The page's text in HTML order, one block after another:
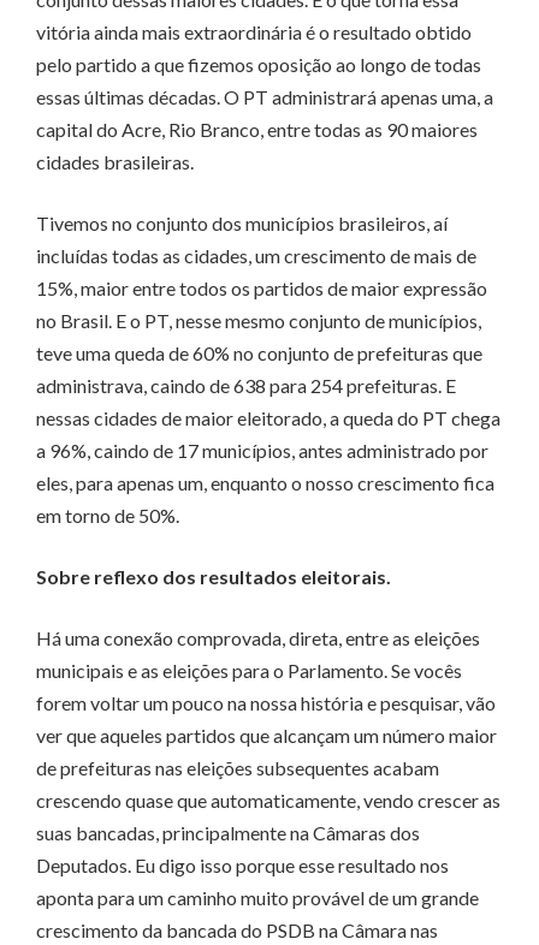
vitória ainda mais extraordinária é o resultado obtido
pelo partido a que fizemos oposição ao longo de todas
essas últimas décadas. O PT administrará apenas uma, a
capital do Acre, Rio Branco, entre todas as 90 maiores
cidades brasileiras.
Tivemos no conjunto dos municípios brasileiros, aí
incluídas todas as cidades, um crescimento de mais de
15%, maior entre todos os partidos de maior expressão
no Brasil. E o PT, nesse mesmo conjunto de municípios,
teve uma queda de 60% no conjunto de prefeituras que
administrava, caindo de 638 para 254 prefeituras. E
nessas cidades de maior eleitorado, a queda do PT chega
a 96%, caindo de 17 municípios, antes administrado por
eles, para apenas um, enquanto o nosso crescimento fica
em torno de 50%.
Sobre reflexo dos resultados eleitorais.
Há uma conexão comprovada, direta, entre as eleições
municipais e as eleições para o Parlamento. Se vocês
forem voltar um pouco na nossa história e pesquisar, vão
ver que aqueles partidos que alcançam um número maior
de prefeituras nas eleições subsequentes acabam
crescendo quase que automaticamente, vendo crescer as
suas bancadas, principalmente na Câmaras dos
Deputados. Eu digo isso porque esse resultado nos
aponta para um caminho muito provável de um grande
crescimento da bancada do PSDB na Câmara nas